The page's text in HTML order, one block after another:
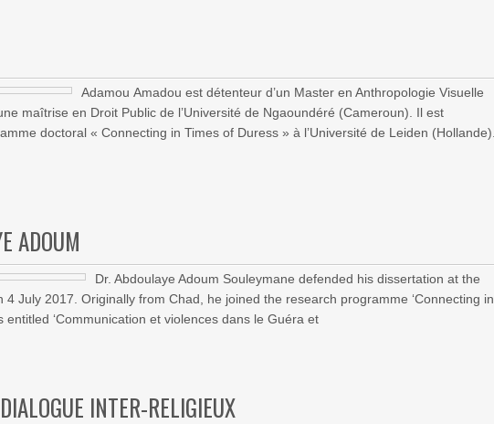
Adamou Amadou est détenteur d’un Master en Anthropologie Visuelle
maîtrise en Droit Public de l’Université de Ngaoundéré (Cameroun). Il est
doctoral « Connecting in Times of Duress » à l’Université de Leiden
ADOUM
Dr. Abdoulaye Adoum Souleymane defended his dissertation at the
July 2017. Originally from Chad, he joined the research programme ‘Connecting in
entitled ‘Communication et violences dans le Guéra et
INTER-RELIGIEUX